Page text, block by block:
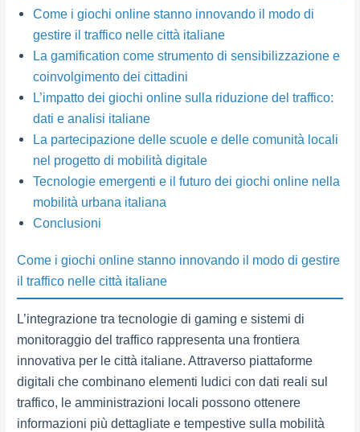
Come i giochi online stanno innovando il modo di
gestire il traffico nelle città italiane
La gamification come strumento di sensibilizzazione e
coinvolgimento dei cittadini
L’impatto dei giochi online sulla riduzione del traffico:
dati e analisi italiane
La partecipazione delle scuole e delle comunità locali
nel progetto di mobilità digitale
Tecnologie emergenti e il futuro dei giochi online nella
mobilità urbana italiana
Conclusioni
Come i giochi online stanno innovando il modo di gestire
il traffico nelle città italiane
L’integrazione tra tecnologie di gaming e sistemi di
monitoraggio del traffico rappresenta una frontiera
innovativa per le città italiane. Attraverso piattaforme
digitali che combinano elementi ludici con dati reali sul
traffico, le amministrazioni locali possono ottenere
informazioni più dettagliate e tempestive sulla mobilità